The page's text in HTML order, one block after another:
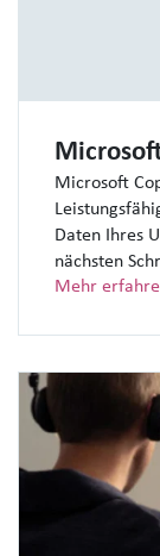
Microsoft
Daten Ihres
nächsten
Mehr